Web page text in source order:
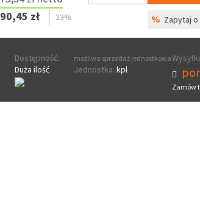
90,45 zł
23% % Zapytaj
Dostępność:
Duża ilość
możliwa sprzedaż jednostkowa
Jednostka: kpl
Zamów